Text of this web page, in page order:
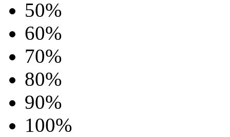
50%
60%
70%
80%
90%
100%